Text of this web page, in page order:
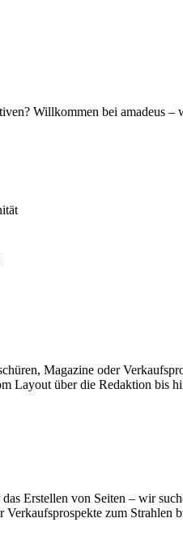
Willkommen bei amadeus
Magazine oder
Layout über die Redaktion bis
Erstellen von Seiten – wir
zum Strahlen